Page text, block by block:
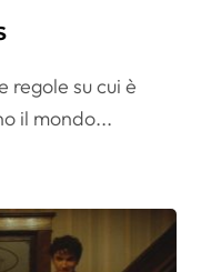
regole su cui è
il mondo...